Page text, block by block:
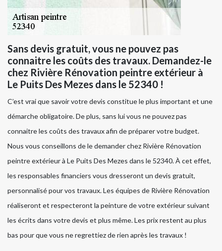
Sans devis gratuit, vous ne pouvez pas
connaitre les coûts des travaux. Demandez-le
chez Rivière Rénovation peintre extérieur à
Le Puits Des Mezes dans le 52340 !
C’est vrai que savoir votre devis constitue le plus important et une
démarche obligatoire. De plus, sans lui vous ne pouvez pas
connaitre les coûts des travaux afin de préparer votre budget.
Nous vous conseillons de le demander chez Rivière Rénovation
peintre extérieur à Le Puits Des Mezes dans le 52340. À cet effet,
les responsables financiers vous dresseront un devis gratuit,
personnalisé pour vos travaux. Les équipes de Rivière Rénovation
réaliseront et respecteront la peinture de votre extérieur suivant
les écrits dans votre devis et plus même. Les prix restent au plus
bas pour que vous ne regrettiez de rien après les travaux !